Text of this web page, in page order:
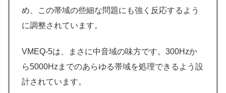
め、この帯域の些細な問題にも強く反応するよう
に調整されています。
VMEQ-5は、まさに中音域の味方です。300Hzか
ら5000Hzまでのあらゆる帯域を処理できるよう設
計されています。